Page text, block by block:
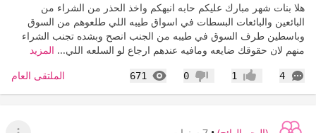
هلا بنات شهر مبارك عليكم حابه انبهكم واخذ الحذر من الشراء من
البائعين والبائعات البسطات في اسواق طيبه اللي طلعوهم من السوق
وباسطين طرف السوق في طيبه من الجنب انصح وبشده تجنب الشراء
منهم لان حقوقك ضايعه ومافيه عندهم ارجاع لو السلعه اللي... المزيد
4
التعليقات إعجاب1 عدم إعجاب
0
671
المشاهدات الملتقى العام